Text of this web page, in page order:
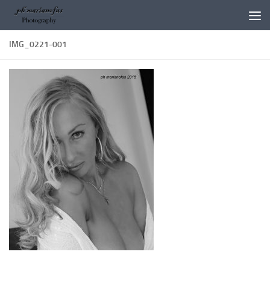
Salta al contenuto
IMG_0221-001